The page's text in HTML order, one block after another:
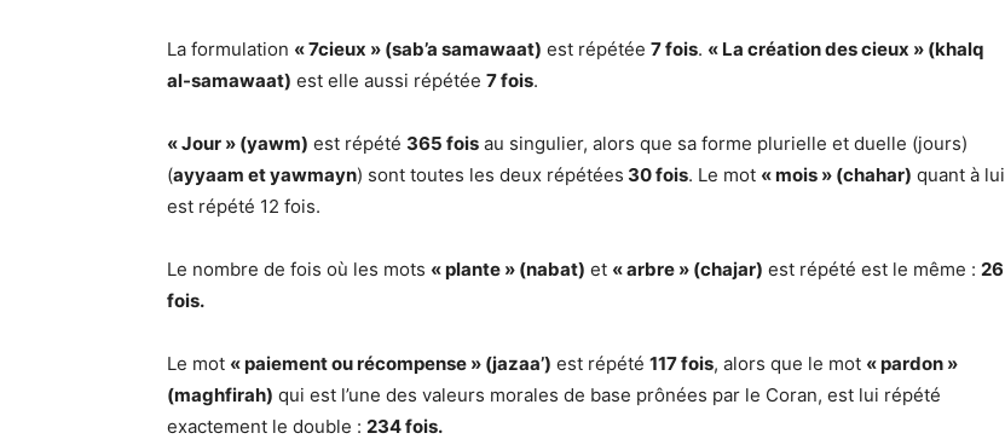
La formulation « 7cieux » (sab’a samawaat) est répétée 7 fois. « La création des cieux » (khalq
al-samawaat) est elle aussi répétée 7 fois.
« Jour » (yawm) est répété 365 fois au singulier, alors que sa forme plurielle et duelle (jours)
(ayyaam et yawmayn) sont toutes les deux répétées 30 fois. Le mot « mois » (chahar) quant à lui
est répété 12 fois.
Le nombre de fois où les mots « plante » (nabat) et « arbre » (chajar) est répété est le même : 26
fois.
Le mot « paiement ou récompense » (jazaa’) est répété 117 fois, alors que le mot « pardon »
(maghfirah) qui est l’une des valeurs morales de base prônées par le Coran, est lui répété
exactement le double : 234 fois.